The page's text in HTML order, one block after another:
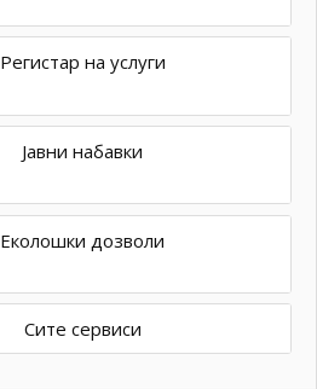
Регистар на услуги
Јавни набавки
Еколошки дозволи
Сите сервиси